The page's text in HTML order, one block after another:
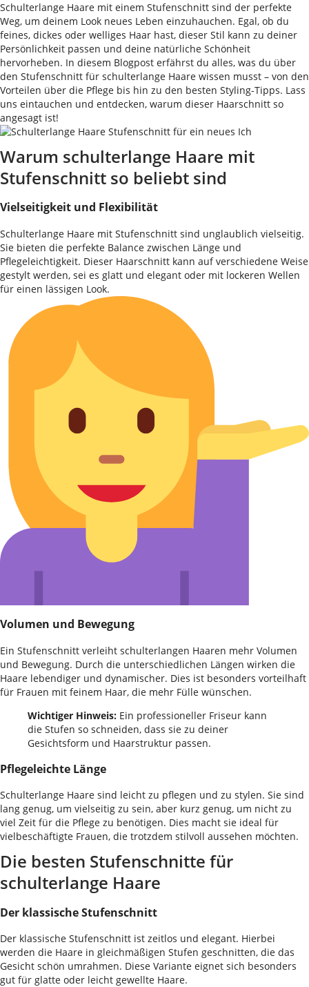
Schulterlange Haare mit einem Stufenschnitt sind der perfekte
Weg, um deinem Look neues Leben einzuhauchen. Egal, ob du
feines, dickes oder welliges Haar hast, dieser Stil kann zu deiner
Persönlichkeit passen und deine natürliche Schönheit
hervorheben. In diesem Blogpost erfährst du alles, was du über
den Stufenschnitt für schulterlange Haare wissen musst – von den
Vorteilen über die Pflege bis hin zu den besten Styling-Tipps. Lass
uns eintauchen und entdecken, warum dieser Haarschnitt so
angesagt ist!
Warum schulterlange Haare mit
Stufenschnitt so beliebt sind
Vielseitigkeit und Flexibilität
Schulterlange Haare mit Stufenschnitt sind unglaublich vielseitig.
Sie bieten die perfekte Balance zwischen Länge und
Pflegeleichtigkeit. Dieser Haarschnitt kann auf verschiedene Weise
gestylt werden, sei es glatt und elegant oder mit lockeren Wellen
für einen lässigen Look.
Volumen und Bewegung
Ein Stufenschnitt verleiht schulterlangen Haaren mehr Volumen
und Bewegung. Durch die unterschiedlichen Längen wirken die
Haare lebendiger und dynamischer. Dies ist besonders vorteilhaft
für Frauen mit feinem Haar, die mehr Fülle wünschen.
Wichtiger Hinweis: Ein professioneller Friseur kann
die Stufen so schneiden, dass sie zu deiner
Gesichtsform und Haarstruktur passen.
Pflegeleichte Länge
Schulterlange Haare sind leicht zu pflegen und zu stylen. Sie sind
lang genug, um vielseitig zu sein, aber kurz genug, um nicht zu
viel Zeit für die Pflege zu benötigen. Dies macht sie ideal für
vielbeschäftigte Frauen, die trotzdem stilvoll aussehen möchten.
Die besten Stufenschnitte für
schulterlange Haare
Der klassische Stufenschnitt
Der klassische Stufenschnitt ist zeitlos und elegant. Hierbei
werden die Haare in gleichmäßigen Stufen geschnitten, die das
Gesicht schön umrahmen. Diese Variante eignet sich besonders
gut für glatte oder leicht gewellte Haare.